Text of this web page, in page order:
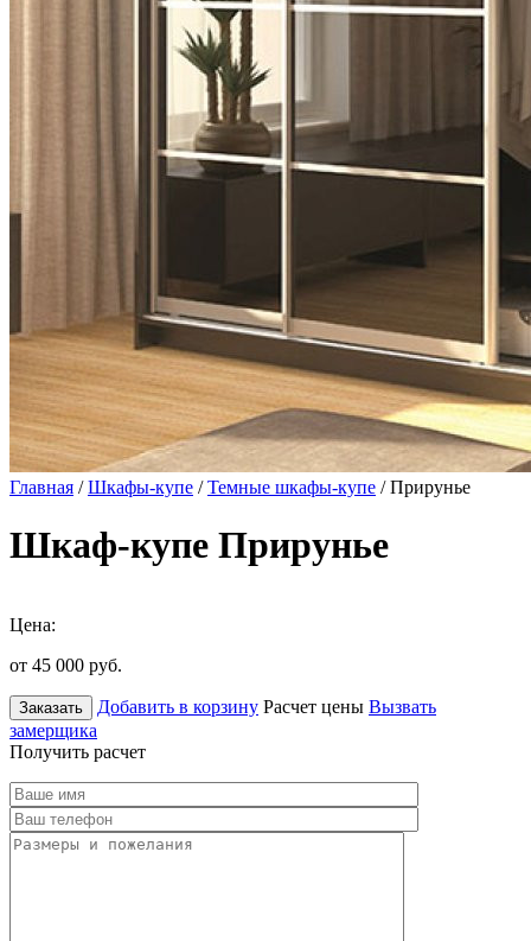
Главная /Шкафы-купе /Темные шкафы-купе / Прирунье
Шкаф-купе Прирунье
Цена:
от 45 000 руб.
Заказать Добавить в корзину Расчет цены Вызвать
замерщика
Получить расчет